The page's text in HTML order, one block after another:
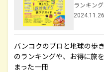
ランキン
バンコクのプロと地球の歩
のランキングや、お得に旅
まった一冊